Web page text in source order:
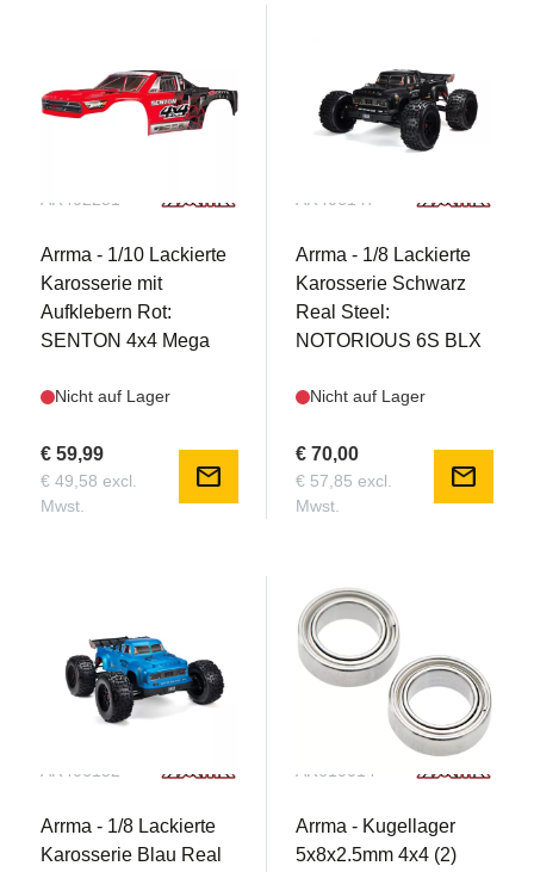
AR402251
Arrma - 1/10 Lackierte
Karosserie mit
Aufklebern Rot:
SENTON 4x4 Mega
Nicht auf Lager
€ 59,99
€ 49,58 excl.
Mwst.
mail
AR406147
Arrma - 1/8 Lackierte
Karosserie Schwarz
Real Steel:
NOTORIOUS 6S BLX
Nicht auf Lager
€ 70,00
€ 57,85 excl.
Mwst.
mail
AR406152
Arrma - 1/8 Lackierte
Karosserie Blau Real
AR610014
Arrma - Kugellager
5x8x2.5mm 4x4 (2)